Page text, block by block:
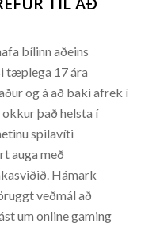
bílinn aðeins
tæplega 17 ára
og á að baki afrek í
það helsta í
spilavíti
auga með
Hámark
veðmál að
um online gaming